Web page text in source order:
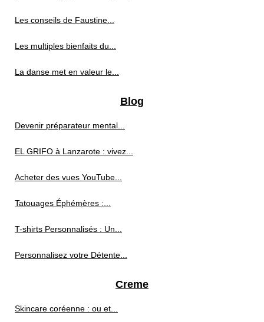
Les conseils de Faustine...
Les multiples bienfaits du...
La danse met en valeur le...
Blog
Devenir préparateur mental...
EL GRIFO à Lanzarote : vivez...
Acheter des vues YouTube...
Tatouages Éphémères :...
T-shirts Personnalisés : Un...
Personnalisez votre Détente...
Creme
Skincare coréenne : ou et...